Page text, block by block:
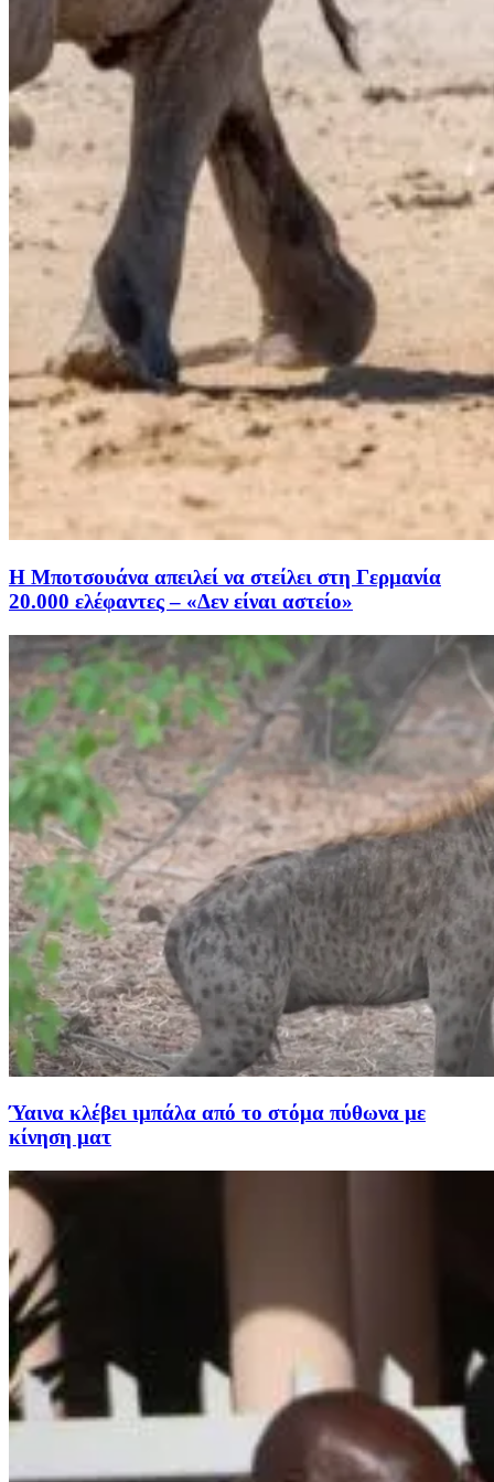
Η Μποτσουάνα απειλεί να στείλει στη Γερμανία
20.000 ελέφαντες – «Δεν είναι αστείο»
Ύαινα κλέβει ιμπάλα από το στόμα πύθωνα με
κίνηση ματ